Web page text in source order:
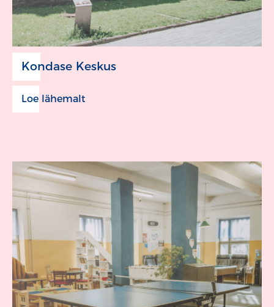
Kondase Keskus
Loe lähemalt